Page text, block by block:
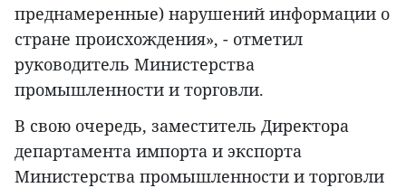
преднамеренные) нарушений информации о
стране происхождения», - отметил
руководитель Министерства
промышленности и торговли.
В свою очередь, заместитель Директора
департамента импорта и экспорта
Министерства промышленности и торговли